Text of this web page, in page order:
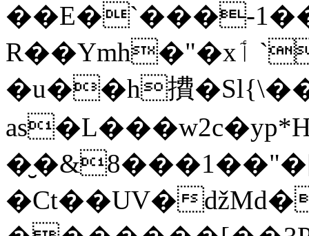
��E�`���-
R��Ymh�"�xٲ `��Q�X���|
�u��h㩌
�Ct��UV�